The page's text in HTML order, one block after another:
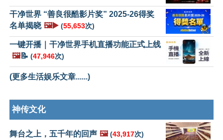
干净世界 “善良很酷影片奖” 2025-26得奖
名单揭晓 🖼️▶️ (55,653次)
一键开播｜干净世界手机直播功能正式上线
🖼️📝 (47,946次)
(更多生活娱乐文章......)
神传文化
舞台之上，五千年的回声 🖼️ (43,917次)